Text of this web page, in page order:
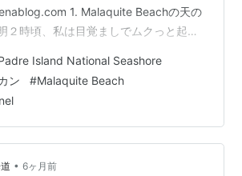
1. Malaquite Beachの天の
２時頃、私は目覚ましでムクっと起き
た。 行った先はPadre Islandという砂
Beach」です。 一番下のピン
Beah このビーチが、車で行ける
南端の砂浜で、ここならそこ…
Island National Seashore
ン #Malaquite Beach
• 6ヶ月前